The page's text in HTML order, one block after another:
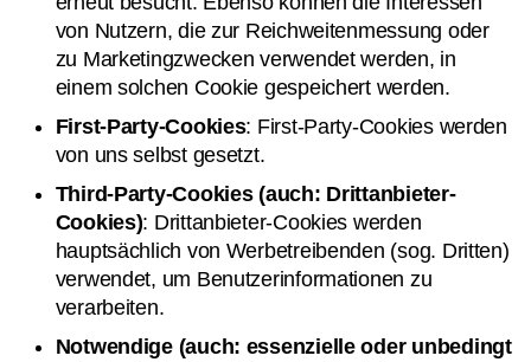
von Nutzern, die zur Reichweitenmessung oder
zu Marketingzwecken verwendet werden, in
einem solchen Cookie gespeichert werden.
First-Party-Cookies: First-Party-Cookies werden
von uns selbst gesetzt.
Third-Party-Cookies (auch: Drittanbieter-
Cookies): Drittanbieter-Cookies werden
hauptsächlich von Werbetreibenden (sog. Dritten)
verwendet, um Benutzerinformationen zu
verarbeiten.
Notwendige (auch: essenzielle oder unbedingt